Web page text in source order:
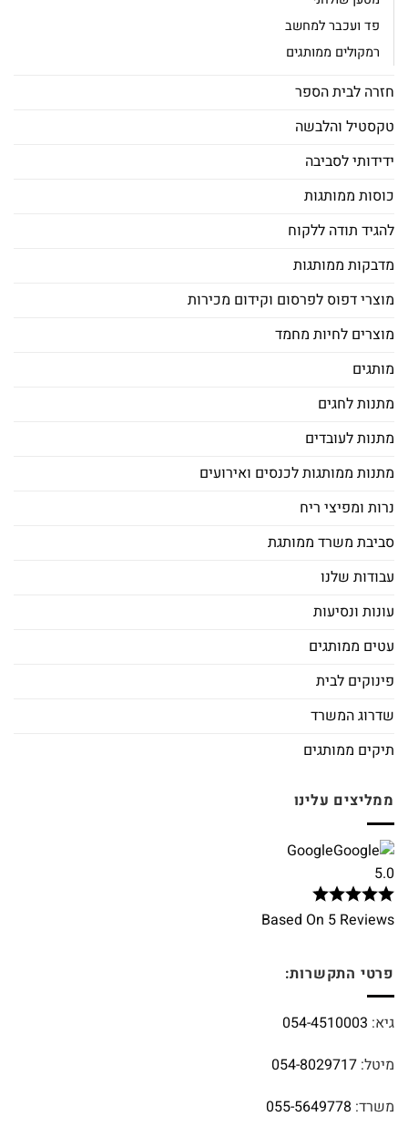
פד ועכבר למחשב
רמקולים ממותגים
חזרה לבית הספר
טקסטיל והלבשה
ידידותי לסביבה
כוסות ממותגות
להגיד תודה ללקוח
מדבקות ממותגות
מוצרי דפוס לפרסום וקידום מכירות
מוצרים לחיות מחמד
מותגים
מתנות לחגים
מתנות לעובדים
מתנות ממותגות לכנסים ואירועים
נרות ומפיצי ריח
סביבת משרד ממותגת
עבודות שלנו
עונות ונסיעות
עטים ממותגים
פינוקים לבית
שדרוג המשרד
תיקים ממותגים
ממליצים עלינו
Google
5.0
Based On 5 Reviews
פרטי התקשרות:
גיא: 054-4510003
מיטל: 054-8029717
משרד: 055-5649778